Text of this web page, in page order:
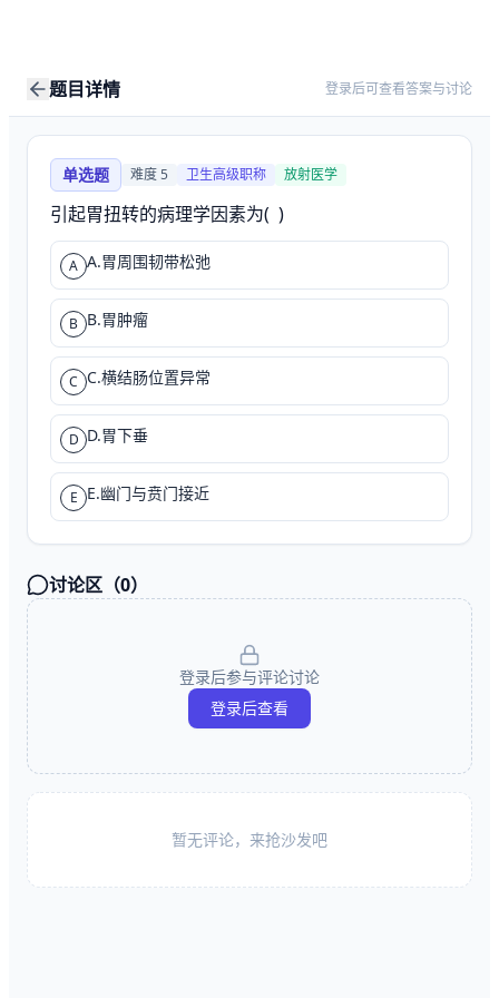
题目详情 登录后可查看答案与讨论
单选题 难度5 卫生高级职称 放射医学
引起胃扭转的病理学因素为(  )
A A.胃周围韧带松弛
B B.胃肿瘤
C C.横结肠位置异常
D D.胃下垂
E E.幽门与贲门接近
讨论区（0）
登录后参与评论讨论
登录后查看
暂无评论，来抢沙发吧